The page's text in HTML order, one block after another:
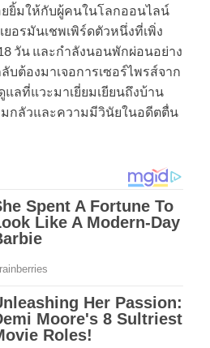
ยยิ้มให้กับผู้คนในโลกออนไลน์
อรมันเชพเพิร์ดตัวหนึ่งที่เพิ่ง
วัน และกำลังนอนพักผ่อนอย่าง
บต้องมาเจอการเซอร์ไพรส์จาก
ลที่แวะมาเยี่ยมเยียนถึงบ้าน
กลัวและความมีวินัยในอดีตตื่น